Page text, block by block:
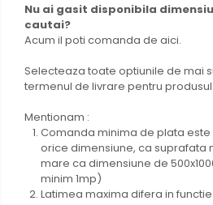
Nu ai gasit disponibila
cautai?
Acum il poti comanda de aici.
Selecteaza toate optiunile de mai
termenul de livrare pentru produsul
Mentionam :
Comanda minima de plata
orice dimensiune, ca suprafata
mare ca dimensiune de
minim 1mp)
Latimea maxima difera in